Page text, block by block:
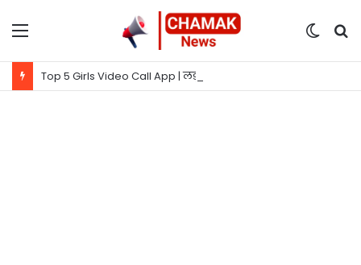
Menu
Switch
Top 5 Girls Video Call App | लड़कियों से बात करने वाला ऐप